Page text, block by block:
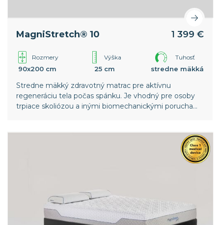
MagniStretch® 10 1 399 €
Rozmery
90x200 cm
Výška
25 cm
Tuhosť
stredne mäkká
Stredne mäkký zdravotný matrac pre aktívnu
regeneráciu tela počas spánku. Je vhodný pre osoby
trpiace skoliózou a inými biomechanickými poruchami